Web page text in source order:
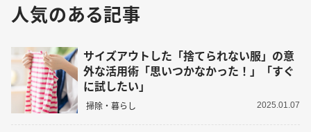
人気のある記事
サイズアウトした「捨てられない服」の意
外な活用術「思いつかなかった！」「すぐ
に試したい」
掃除・暮らし 2025.01.07